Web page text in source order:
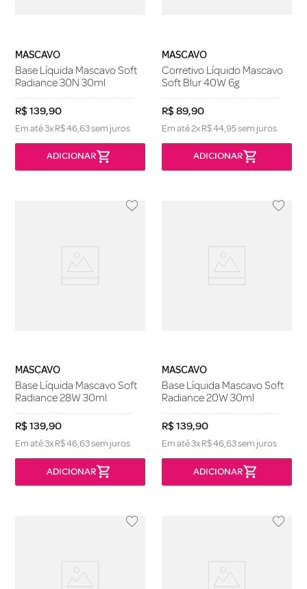
MASCAVO
Base Líquida Mascavo Soft
Radiance 30N 30ml
R$139,90
Em até3xR$46,63sem juros
MASCAVO
Corretivo Líquido Mascavo
Soft Blur 40W 6g
R$89,90
Em até2xR$44,95sem juros
MASCAVO
Base Líquida Mascavo Soft
Radiance 28W 30ml
R$139,90
Em até3xR$46,63sem juros
MASCAVO
Base Líquida Mascavo Soft
Radiance 20W 30ml
R$139,90
Em até3xR$46,63sem juros